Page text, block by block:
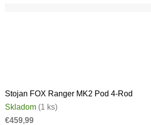
Stojan FOX Ranger MK2 Pod 4-Rod
Skladom (1 ks)
€459,99